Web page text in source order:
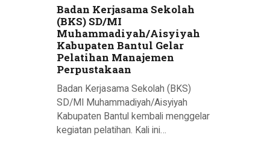
Badan Kerjasama Sekolah
(BKS) SD/MI
Muhammadiyah/Aisyiyah
Kabupaten Bantul Gelar
Pelatihan Manajemen
Perpustakaan
Badan Kerjasama Sekolah (BKS)
SD/MI Muhammadiyah/Aisyiyah
Kabupaten Bantul kembali menggelar
kegiatan pelatihan. Kali ini…